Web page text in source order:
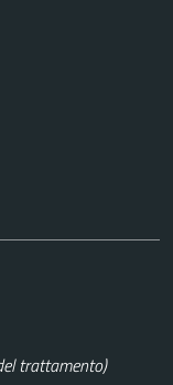
trattamento)